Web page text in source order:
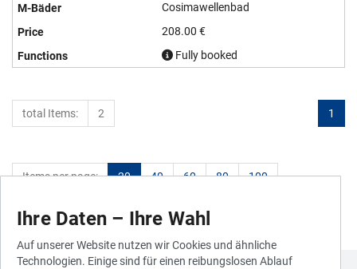
Cosimawellenbad
208.00 €
Fully booked
1
total Items: 2
Items per page: 20 40 60 80 100
Ihre Daten – Ihre Wahl
Auf unserer Website nutzen wir Cookies und ähnliche
Technologien. Einige sind für einen reibungslosen Ablauf